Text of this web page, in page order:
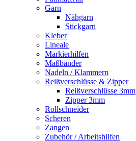
Garn
Nähgarn
Stickgarn
Kleber
Lineale
Markierhilfen
Maßbänder
Nadeln / Klammern
Reißverschlüsse & Zipper
Reißverschlüsse 3mm
Zipper 3mm
Rollschneider
Scheren
Zangen
Zubehör / Arbeitshilfen